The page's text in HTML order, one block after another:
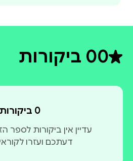
0דירוג ממוצע 0 מתוך 5
0 ביקורות
0 ביקורות
עדיין אין ביקורות
דעתכם ועזרו